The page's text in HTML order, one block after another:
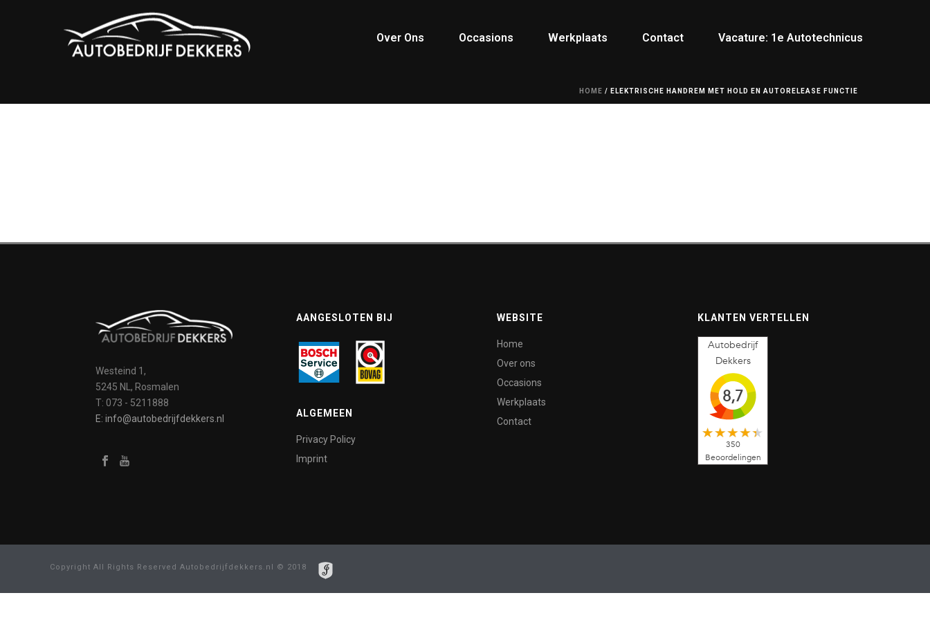
Over Ons Occasions Werkplaats Contact Vacature: 1e Autotechnicus
HOME / ELEKTRISCHE HANDREM MET HOLD EN AUTORELEASE FUNCTIE
Westeind 1,
5245 NL, Rosmalen
T: 073 - 5211888
E: info@autobedrijfdekkers.nl
AANGESLOTEN BIJ
ALGEMEEN
Privacy Policy
Imprint
WEBSITE
Home
Over ons
Occasions
Werkplaats
Contact
KLANTEN VERTELLEN
Autobedrijf
Dekkers
8,7
350
Beoordelingen
Copyright All Rights Reserved Autobedrijfdekkers.nl © 2018